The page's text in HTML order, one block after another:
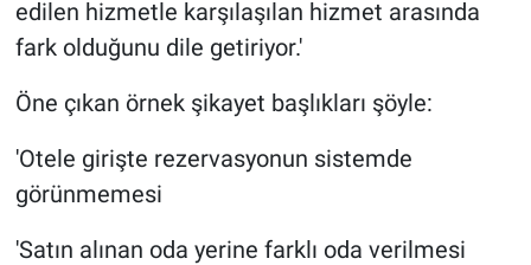
edilen hizmetle karşılaşılan hizmet arasında
fark olduğunu dile getiriyor.'
Öne çıkan örnek şikayet başlıkları şöyle:
'Otele girişte rezervasyonun sistemde
görünmemesi
'Satın alınan oda yerine farklı oda verilmesi